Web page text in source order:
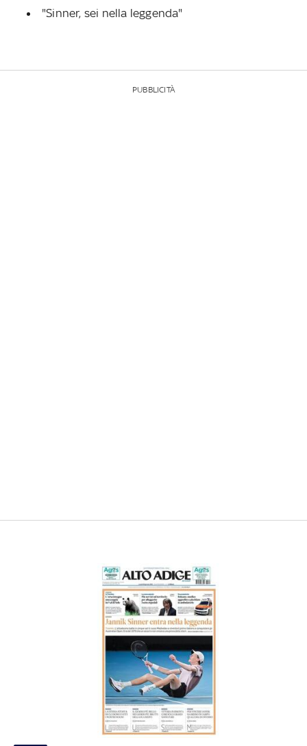
"Sinner, sei nella leggenda"
PUBBLICITÀ